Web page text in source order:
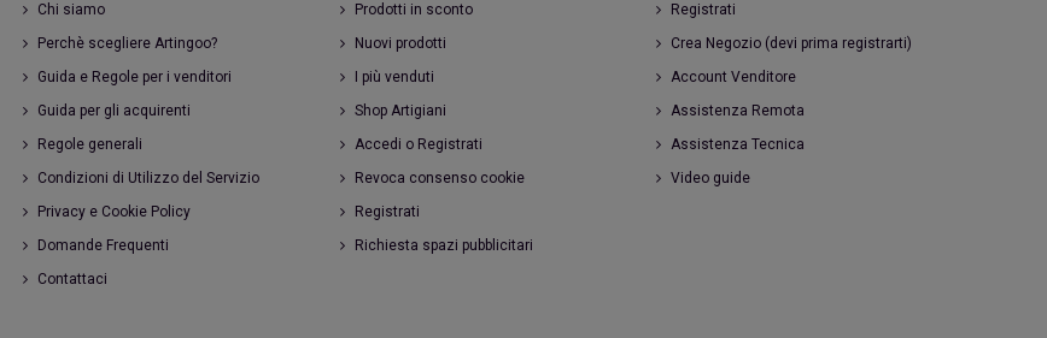
Chi siamo
Perchè scegliere Artingoo?
Guida e Regole per i venditori
Guida per gli acquirenti
Regole generali
Condizioni di Utilizzo del Servizio
Privacy e Cookie Policy
Domande Frequenti
Contattaci
Prodotti in sconto
Nuovi prodotti
I più venduti
Shop Artigiani
Accedi o Registrati
Revoca consenso cookie
Registrati
Richiesta spazi pubblicitari
Registrati
Crea Negozio (devi prima registrarti)
Account Venditore
Assistenza Remota
Assistenza Tecnica
Video guide